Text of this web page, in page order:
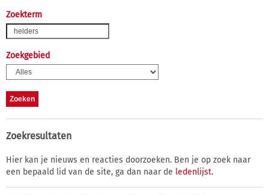
Zoekterm
Zoekgebied
Zoekresultaten
Hier kan je nieuws en reacties doorzoeken. Ben je op zoek naar
een bepaald lid van de site, ga dan naar de ledenlijst.